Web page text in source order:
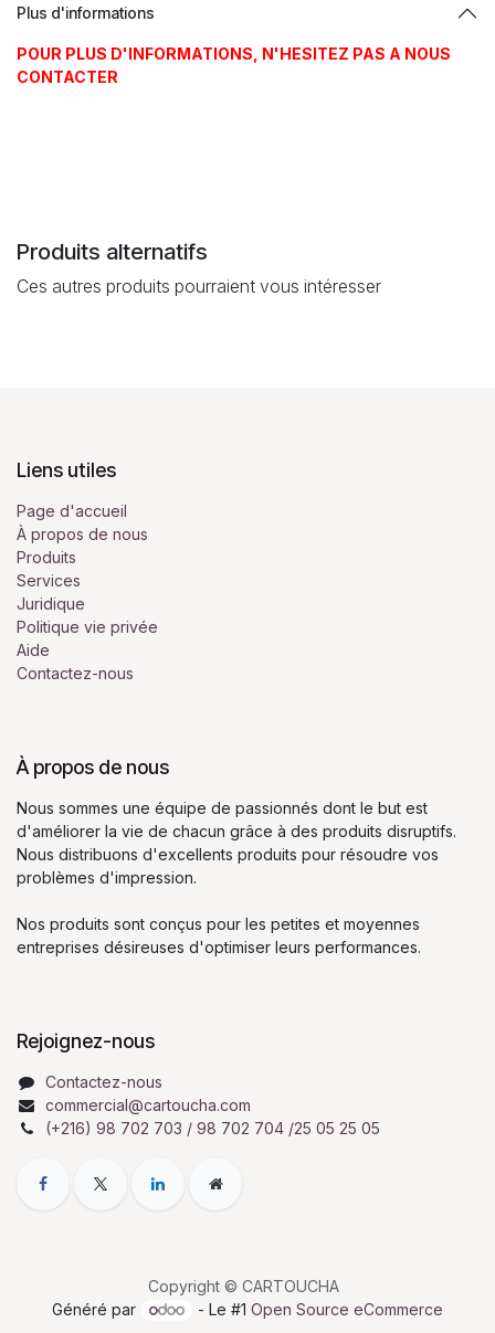
Plus d'informations
POUR PLUS D'INFORMATIONS, N'HESITEZ PAS A NOUS
CONTACTER
Produits alternatifs
Ces autres produits pourraient vous intéresser
Liens utiles
Page d'accueil
À propos de nous
Produits
Services
Juridique
Politique vie privée
Aide
Contactez-nous
À propos de nous
Nous sommes une équipe de passionnés dont le but est
d'améliorer la vie de chacun grâce à des produits disruptifs.
Nous distribuons d'excellents produits pour résoudre vos
problèmes d'impression.
Nos produits sont conçus pour les petites et moyennes
entreprises désireuses d'optimiser leurs performances.
Rejoignez-nous
Contactez-nous
commercial@cartoucha.com
(+216) 98 702 703 / 98 702 704 /25 05 25 05
Copyright © CARTOUCHA
Généré par
- Le #1Open Source eCommerce